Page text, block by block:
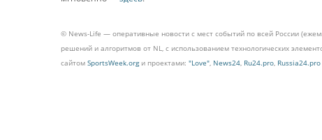
© News-Life — оперативные новости с мест событий по всей России
решений и алгоритмов от NL, с использованием технологических
сайтом SportsWeek.orgи проектами: "Love", News24, Ru24.pro, Russia24.pro